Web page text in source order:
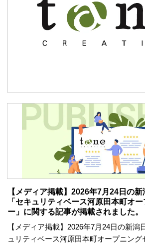
【メディア掲載】2026年7月24日の新
「セキュリティベース河原田本町オ
ー」に関する記事が掲載されました。
【メディア掲載】2026年7月24日の新潟
ュリティベース河原田本町オープニン